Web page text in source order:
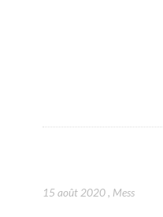
15 août 2020, Mess